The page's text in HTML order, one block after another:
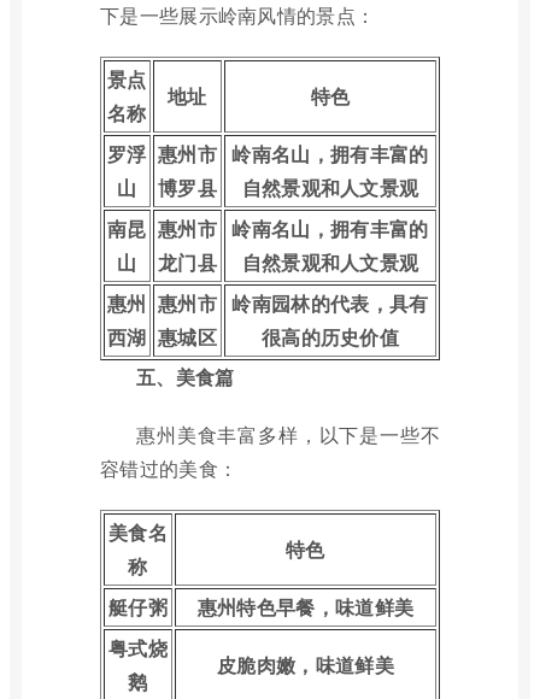
下是一些展示岭南风情的景点：
景点
名称
地址 特色
罗浮
山
惠州市
博罗县
岭南名山，拥有丰富的
自然景观和人文景观
南昆
山
惠州市
龙门县
岭南名山，拥有丰富的
自然景观和人文景观
惠州
西湖
惠州市
惠城区
岭南园林的代表，具有
很高的历史价值
五、美食篇
惠州美食丰富多样，以下是一些不
容错过的美食：
美食名
称
特色
艇仔粥
惠州特色早餐，味道鲜美
粤式烧
鹅
皮脆肉嫩，味道鲜美